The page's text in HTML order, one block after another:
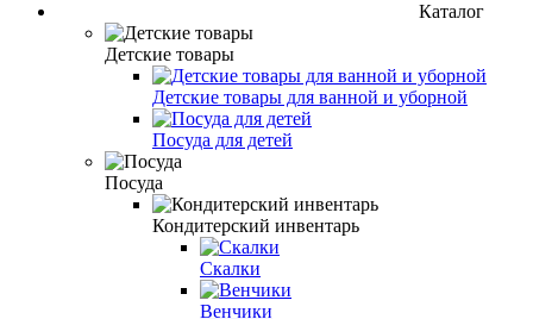
Каталог
Детские товары
Детские товары для ванной и уборной
Посуда для детей
Посуда
Кондитерский инвентарь
Скалки
Венчики